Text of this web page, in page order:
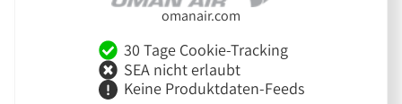
omanair.com
30 Tage Cookie-Tracking
SEA nicht erlaubt
Keine Produktdaten-Feeds